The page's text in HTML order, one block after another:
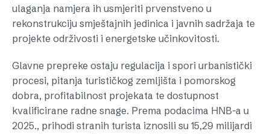
ulaganja namjera ih usmjeriti prvenstveno u
rekonstrukciju smještajnih jedinica i javnih sadržaja te
projekte održivosti i energetske učinkovitosti.
Glavne prepreke ostaju regulacija i spori urbanistički
procesi, pitanja turističkog zemljišta i pomorskog
dobra, profitabilnost projekata te dostupnost
kvalificirane radne snage. Prema podacima HNB-a u
2025., prihodi stranih turista iznosili su 15,29 milijardi